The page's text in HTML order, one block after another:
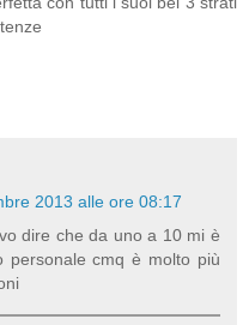
2013 alle ore 08:17
dire che da uno a 10 mi è
personale cmq è molto più